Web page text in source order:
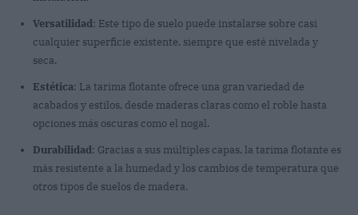
Versatilidad: Este tipo de suelo puede instalarse sobre casi
cualquier superficie existente, siempre que esté nivelada y
seca.
Estética: La tarima flotante ofrece una gran variedad de
acabados y estilos, desde maderas claras como el roble hasta
opciones más oscuras como el nogal.
Durabilidad: Gracias a sus múltiples capas, la tarima flotante es
más resistente a la humedad y los cambios de temperatura que
otros tipos de suelos de madera.